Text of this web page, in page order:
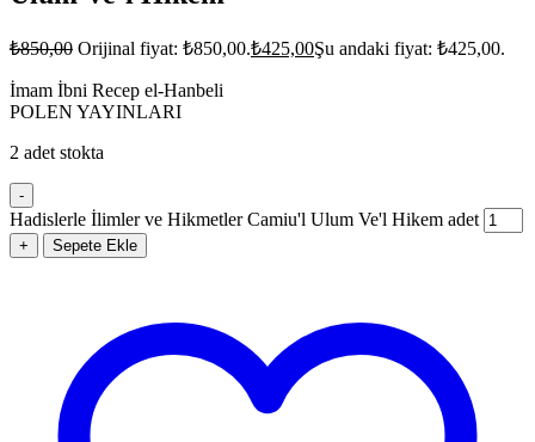
₺850,00 Orijinal fiyat: ₺850,00.₺425,00Şu andaki fiyat: ₺425,00.
İmam İbni Recep el-Hanbeli
POLEN YAYINLARI
2 adet stokta
-
Hadislerle İlimler ve Hikmetler Camiu'l Ulum Ve'l Hikem adet
+ Sepete Ekle